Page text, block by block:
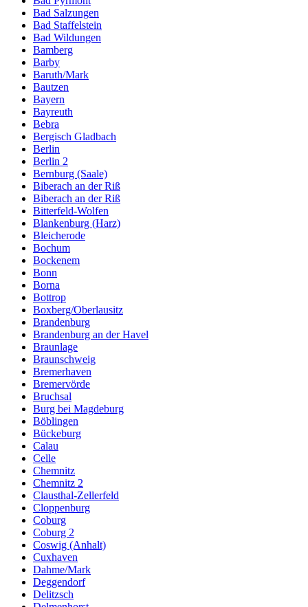
Bad Salzungen
Bad Staffelstein
Bad Wildungen
Bamberg
Barby
Baruth/Mark
Bautzen
Bayern
Bayreuth
Bebra
Bergisch Gladbach
Berlin
Berlin 2
Bernburg (Saale)
Biberach an der Riß
Biberach an der Riß
Bitterfeld-Wolfen
Blankenburg (Harz)
Bleicherode
Bochum
Bockenem
Bonn
Borna
Bottrop
Boxberg/Oberlausitz
Brandenburg
Brandenburg an der Havel
Braunlage
Braunschweig
Bremerhaven
Bremervörde
Bruchsal
Burg bei Magdeburg
Böblingen
Bückeburg
Calau
Celle
Chemnitz
Chemnitz 2
Clausthal-Zellerfeld
Cloppenburg
Coburg
Coburg 2
Coswig (Anhalt)
Cuxhaven
Dahme/Mark
Deggendorf
Delitzsch